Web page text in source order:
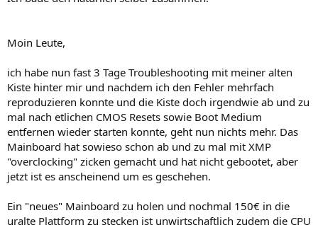
Moin Leute,
ich habe nun fast 3 Tage Troubleshooting mit meiner alten
Kiste hinter mir und nachdem ich den Fehler mehrfach
reproduzieren konnte und die Kiste doch irgendwie ab und zu
mal nach etlichen CMOS Resets sowie Boot Medium
entfernen wieder starten konnte, geht nun nichts mehr. Das
Mainboard hat sowieso schon ab und zu mal mit XMP
"overclocking" zicken gemacht und hat nicht gebootet, aber
jetzt ist es anscheinend um es geschehen.
Ein "neues" Mainboard zu holen und nochmal 150€ in die
uralte Plattform zu stecken ist unwirtschaftlich zudem die CPU